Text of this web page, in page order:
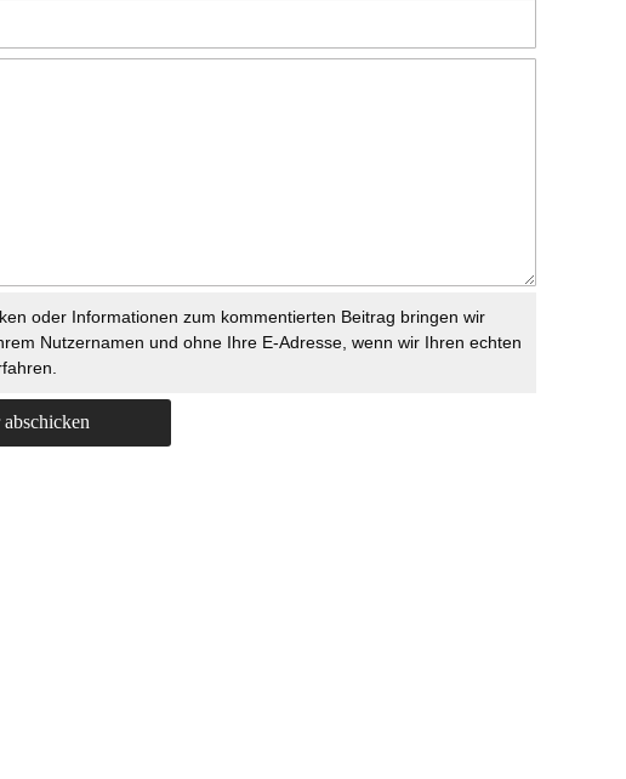
oder Informationen zum kommentierten Beitrag bringen wir
Nutzernamen und ohne Ihre E-Adresse, wenn wir Ihren echten